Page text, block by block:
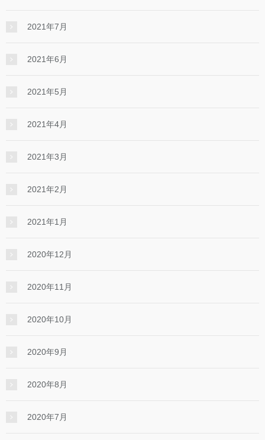
2021年7月
2021年6月
2021年5月
2021年4月
2021年3月
2021年2月
2021年1月
2020年12月
2020年11月
2020年10月
2020年9月
2020年8月
2020年7月